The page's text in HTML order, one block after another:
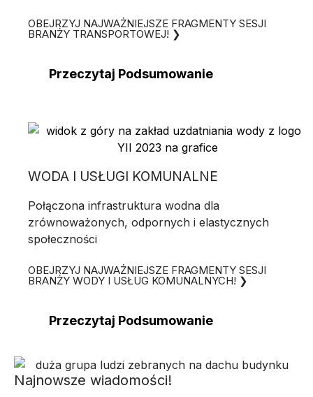
OBEJRZYJ NAJWAŻNIEJSZE FRAGMENTY SESJI
BRANŻY TRANSPORTOWEJ! ❯
Przeczytaj Podsumowanie
WODA I USŁUGI KOMUNALNE
Połączona infrastruktura wodna dla
zrównoważonych, odpornych i elastycznych
społeczności
OBEJRZYJ NAJWAŻNIEJSZE FRAGMENTY SESJI
BRANŻY WODY I USŁUG KOMUNALNYCH! ❯
Przeczytaj Podsumowanie
Najnowsze wiadomości!